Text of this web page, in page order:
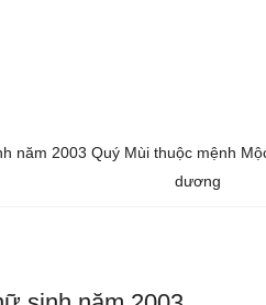
năm 2003 Quý Mùi thuộc mệnh
dương